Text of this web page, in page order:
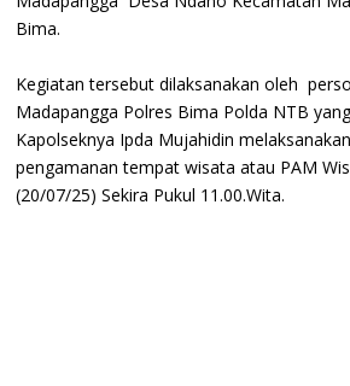
Bima.
Kegiatan tersebut dilaksanakan oleh
Madapangga Polres Bima Polda NTB
Kapolseknya Ipda Mujahidin
pengamanan tempat wisata atau PAM
(20/07/25) Sekira Pukul 11.00.Wita.